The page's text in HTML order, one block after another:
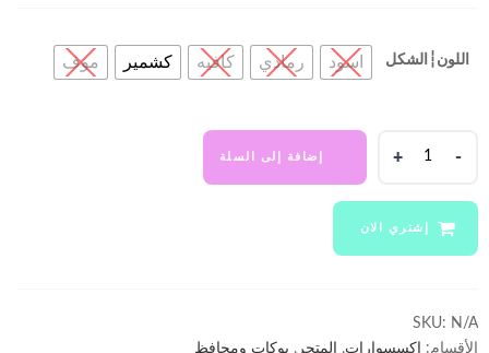
اللون┆الشكل اسود رمادي كافيه كشمير موف
كود
WA-
إضافة إلى السلة
إشتري الان
SKU: N/A
الأقسام:
اكسسوارات, المتجر , بوكات ومحافظ